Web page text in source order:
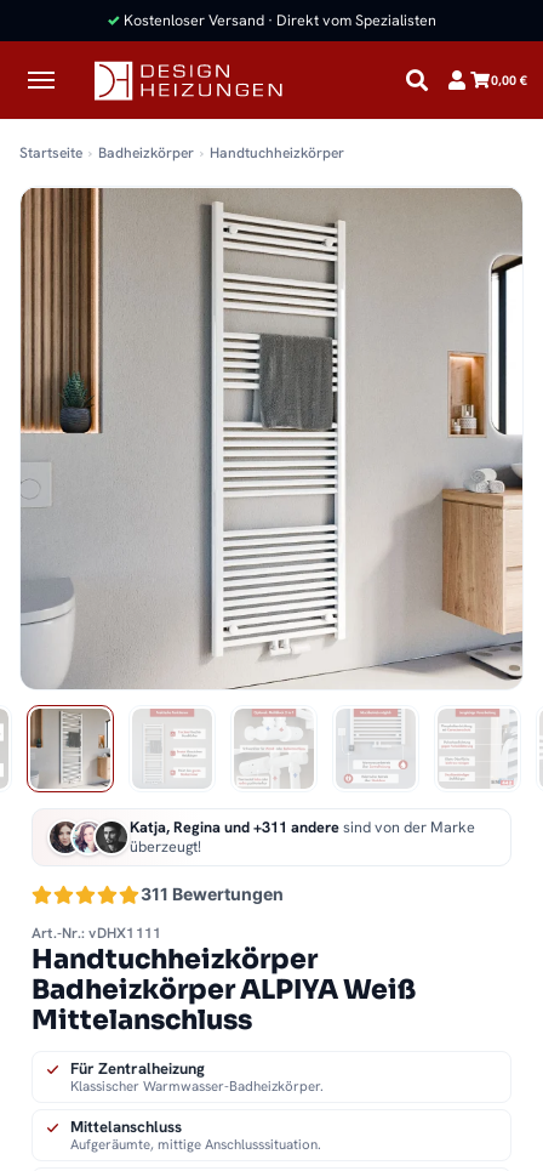
✓ Kostenloser Versand · Direkt vom Spezialisten
0,00 €
Startseite Badheizkörper Handtuchheizkörper
311 Bewertungen
Katja, Regina und +311 anderesind von der Marke
überzeugt!
Art.-Nr.: vDHX1111
Handtuchheizkörper
Badheizkörper ALPIYA Weiß
Mittelanschluss
Für Zentralheizung
Klassischer Warmwasser-Badheizkörper.
Mittelanschluss
Aufgeräumte, mittige Anschlusssituation.